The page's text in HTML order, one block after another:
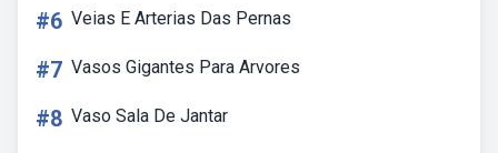
#6 Veias E Arterias Das Pernas
#7 Vasos Gigantes Para Arvores
#8 Vaso Sala De Jantar